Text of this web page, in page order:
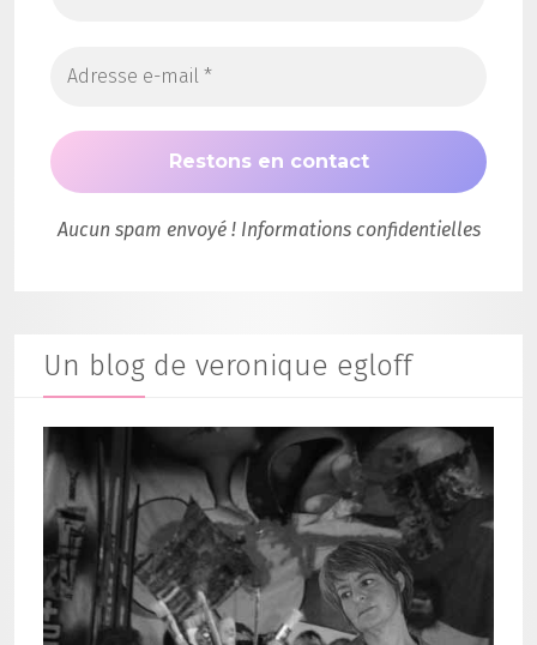
Aucun spam envoyé ! Informations confidentielles
Un blog de veronique egloff